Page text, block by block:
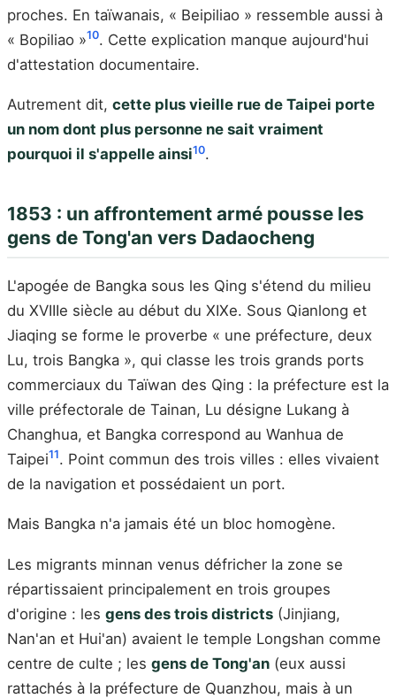
proches. En taïwanais, « Beipiliao » ressemble aussi à
« Bopiliao »10. Cette explication manque aujourd'hui
d'attestation documentaire.
Autrement dit, cette plus vieille rue de Taipei porte
un nom dont plus personne ne sait vraiment
pourquoi il s'appelle ainsi10.
1853 : un affrontement armé pousse les
gens de Tong'an vers Dadaocheng
L'apogée de Bangka sous les Qing s'étend du milieu
du XVIIIe siècle au début du XIXe. Sous Qianlong et
Jiaqing se forme le proverbe « une préfecture, deux
Lu, trois Bangka », qui classe les trois grands ports
commerciaux du Taïwan des Qing : la préfecture est la
ville préfectorale de Tainan, Lu désigne Lukang à
Changhua, et Bangka correspond au Wanhua de
Taipei11. Point commun des trois villes : elles vivaient
de la navigation et possédaient un port.
Mais Bangka n'a jamais été un bloc homogène.
Les migrants minnan venus défricher la zone se
répartissaient principalement en trois groupes
d'origine : les gens des trois districts (Jinjiang,
Nan'an et Hui'an) avaient le temple Longshan comme
centre de culte ; les gens de Tong'an (eux aussi
rattachés à la préfecture de Quanzhou, mais à un